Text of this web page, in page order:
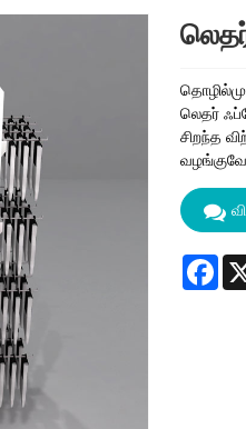
லெதர்
சிறந்த